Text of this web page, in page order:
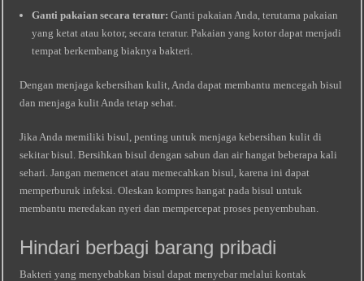
Ganti pakaian secara teratur: Ganti pakaian Anda, terutama pakaian
yang ketat atau kotor, secara teratur. Pakaian yang kotor dapat menjadi
tempat berkembang biaknya bakteri.
Dengan menjaga kebersihan kulit, Anda dapat membantu mencegah bisul
dan menjaga kulit Anda tetap sehat.
Jika Anda memiliki bisul, penting untuk menjaga kebersihan kulit di
sekitar bisul. Bersihkan bisul dengan sabun dan air hangat beberapa kali
sehari. Jangan memencet atau memecahkan bisul, karena ini dapat
memperburuk infeksi. Oleskan kompres hangat pada bisul untuk
membantu meredakan nyeri dan mempercepat proses penyembuhan.
Hindari berbagi barang pribadi
Bakteri yang menyebabkan bisul dapat menyebar melalui kontak